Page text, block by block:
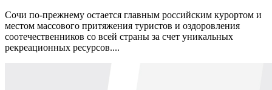
Сочи по-прежнему остается главным российским курортом и
местом массового притяжения туристов и оздоровления
соотечественников со всей страны за счет уникальных
рекреационных ресурсов....